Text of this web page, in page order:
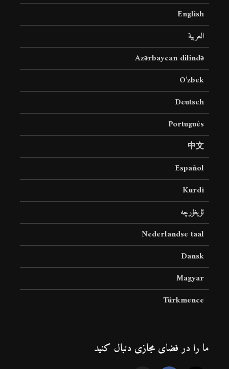
English
العربية
Azərbaycan dilində
O’zbek
Deutsch
Português
中文
Español
Kurdî
ئۇيغۇرچە
Nederlandse taal
Dansk
Magyar
Türkmence
ما را در فضای مجازی دنبال کنید